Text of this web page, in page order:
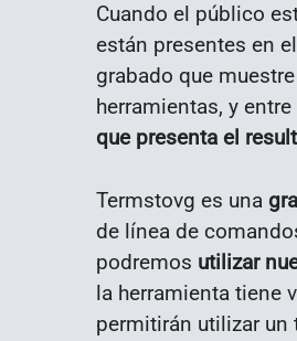
Cuando el público
están presentes en
grabado que
herramientas, y
que presenta el
Termstovg es una
de línea de
podremos utilizar
la herramienta tiene
permitirán utilizar un